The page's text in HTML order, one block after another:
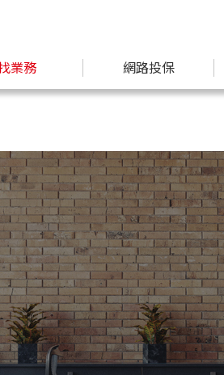
業務 網路投保